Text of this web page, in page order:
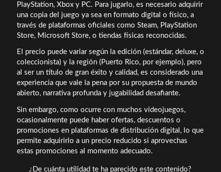
PlayStation, Xbox y PC. Para jugarlo, es necesario adquirir
una copia del juego ya sea en formato digital o físico, a
través de plataformas oficiales como Steam, PlayStation
Store, Microsoft Store, o tiendas físicas reconocidas.
El precio puede variar según la edición (estándar, deluxe, o
coleccionista) y la región (Puerto Rico, por ejemplo), pero
al ser un título de gran éxito y calidad, es considerado una
experiencia que vale la pena por su propuesta de mundo
abierto, narrativa profunda y jugabilidad desafiante.
Sin embargo, como ocurre con muchos videojuegos,
ocasionalmente puede haber ofertas, descuentos o
promociones en plataformas de distribución digital, lo que
permite adquirirlo a un precio reducido si aprovechas
estas promociones al momento adecuado.
¿De cuánta utilidad te ha parecido este contenido?